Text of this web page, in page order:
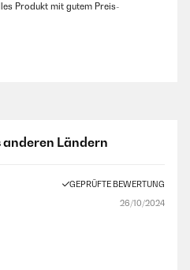
Produkt mit gutem Preis-
Ländern
GEPRÜFTE BEWERTUNG
26/10/2024